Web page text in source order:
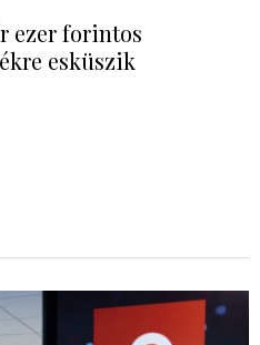
ezer forintos
esküszik